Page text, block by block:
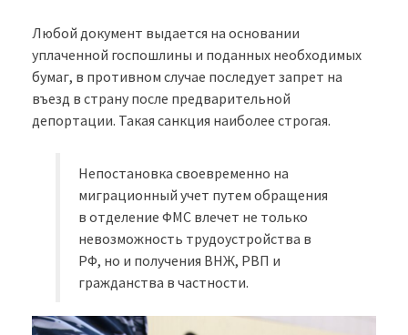
Любой документ выдается на основании
уплаченной госпошлины и поданных необходимых
бумаг, в противном случае последует запрет на
въезд в страну после предварительной
депортации. Такая санкция наиболее строгая.
Непостановка своевременно на
миграционный учет путем обращения
в отделение ФМС влечет не только
невозможность трудоустройства в
РФ, но и получения ВНЖ, РВП и
гражданства в частности.